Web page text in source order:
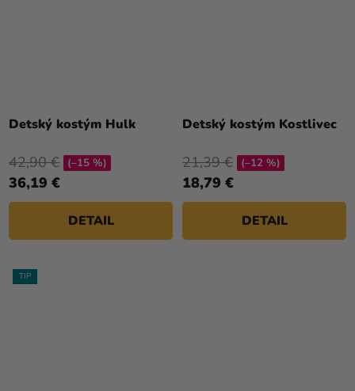
Detský kostým Hulk
36,19 €
42,90 € (–15 %)
DETAIL
Detský kostým Kostlivec
18,79 €
21,39 € (–12 %)
DETAIL
TIP